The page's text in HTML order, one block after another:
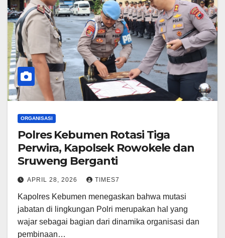
ORGANISASI
Polres Kebumen Rotasi Tiga
Perwira, Kapolsek Rowokele dan
Sruweng Berganti
APRIL 28, 2026 TIMES7
Kapolres Kebumen menegaskan bahwa mutasi
jabatan di lingkungan Polri merupakan hal yang
wajar sebagai bagian dari dinamika organisasi dan
pembinaan…